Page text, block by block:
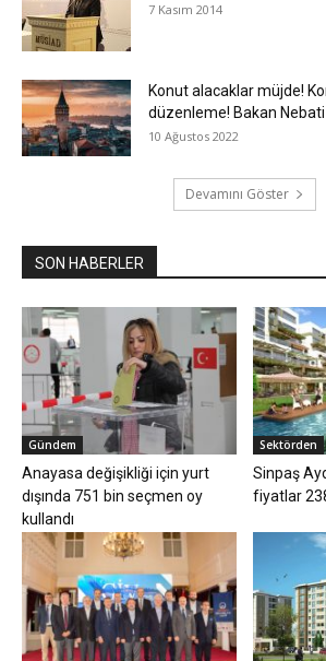
7 Kasım 2014
Konut alacaklar müjde!
düzenleme! Bakan Nebati
10 Ağustos 2022
Devamını Göster
SON HABERLER
Gündem
Anayasa değişikliği için yurt
dışında 751 bin seçmen oy
kullandı
Sektörden
Sinpaş
fiyatlar